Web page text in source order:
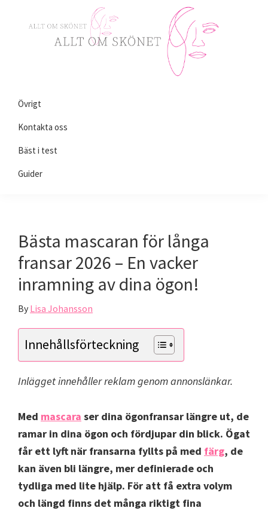
du
behöver
om
skönhet!
Övrigt
Kontakta oss
Bäst i test
Guider
Bästa mascaran för långa
fransar 2026 – En vacker
inramning av dina ögon!
By Lisa Johansson
Innehållsförteckning
Inlägget innehåller reklam genom annonslänkar.
Med mascara ser dina ögonfransar längre ut, de
ramar in dina ögon och fördjupar din blick. Ögat
får ett lyft när fransarna fyllts på med färg, de
kan även bli längre, mer definierade och
tydliga med lite hjälp. För att få extra volym
och längd finns det många riktigt fina